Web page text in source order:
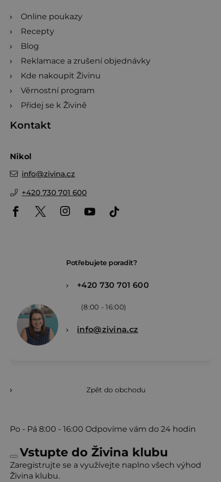
Online poukazy
Recepty
Blog
Reklamace a zrušení objednávky
Kde nakoupit Živinu
Věrnostní program
Přidej se k Živině
Kontakt
Nikol
info@zivina.cz
+420 730 701 600
Potřebujete poradit?
+420 730 701 600
(8:00 - 16:00)
info@zivina.cz
Zpět do obchodu
Po - Pá 8:00 - 16:00 Odpovíme vám do 24 hodin
Vstupte do Živina klubu
Zaregistrujte se a využívejte naplno všech výhod
Živina klubu.